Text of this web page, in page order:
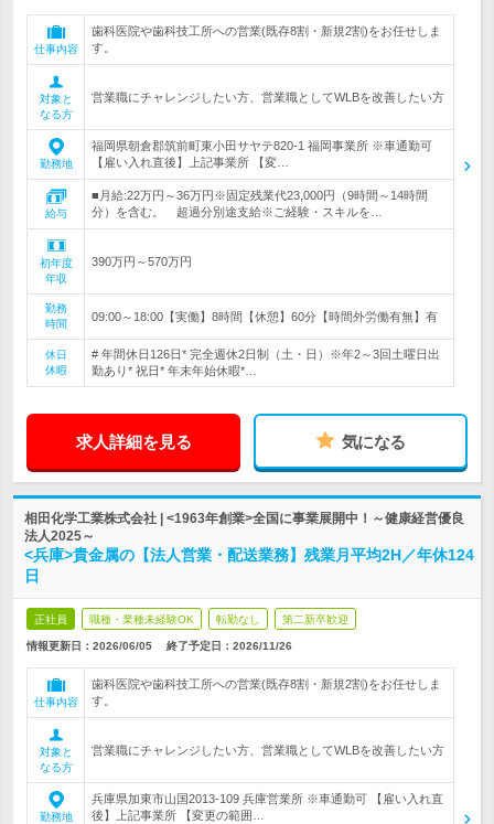
仕事内容
歯科医院や歯科技工所への営業(既存8割・新規2割)をお任せしま
す。
対象と
なる方
営業職にチャレンジしたい方、営業職としてWLBを改善したい方
勤務地
福岡県朝倉郡筑前町東小田サヤテ820-1 福岡事業所 ※車通勤可
【雇い入れ直後】上記事業所 【変…
給与
■月給:22万円～36万円※固定残業代23,000円（9時間～14時間
分）を含む。 超過分別途支給※ご経験・スキルを…
初年度
年収
390万円～570万円
勤務
時間
09:00～18:00【実働】8時間【休憩】60分【時間外労働有無】有
休日
休暇
# 年間休日126日* 完全週休2日制（土・日）※年2～3回土曜日出
勤あり* 祝日* 年末年始休暇*…
求人詳細を見る 気になる
相田化学工業株式会社 | <1963年創業>全国に事業展開中！～健康経営優良
法人2025～
<兵庫>貴金属の【法人営業・配送業務】残業月平均2H／年休124
日
正社員 職種・業種未経験OK 転勤なし 第二新卒歓迎
情報更新日：2026/06/05 終了予定日： 2026/11/26
仕事内容
歯科医院や歯科技工所への営業(既存8割・新規2割)をお任せしま
す。
対象と
なる方
営業職にチャレンジしたい方、営業職としてWLBを改善したい方
勤務地
兵庫県加東市山国2013-109 兵庫営業所 ※車通勤可 【雇い入れ直
後】上記事業所 【変更の範囲…